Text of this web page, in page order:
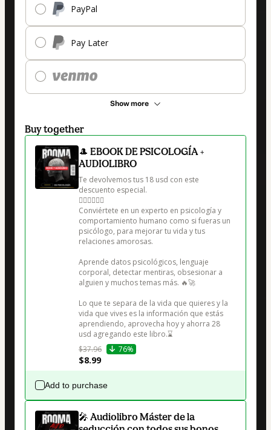
PayPal
Pay Later
Show more
Buy together
🎩 EBOOK DE PSICOLOGÍA +
AUDIOLIBRO
Te devolvemos tus 18 usd con este
descuento especial.
👇🏼👇🏼👇🏼
Conviértete en un experto en psicología y
comportamiento humano como si fueras un
psicólogo, para mejorar tu vida y tus
relaciones amorosas.
Aprende datos psicológicos, lenguaje
corporal, detectar mentiras, obsesionar a
alguien y muchos temas más. 🔥🚀
Lo que te separa de la vida que quieres y la
vida que vives es la información que estás
aprendiendo, aprovecha hoy y ahorra 28
$37.96
76%
$8.99
Add to purchase
🎤 Audiolibro Máster de la